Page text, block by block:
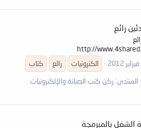
رائع
http://
الكترونيات رائع
كتاب
المنتدى: ركن كتب الصيانة والإلكنرونيات